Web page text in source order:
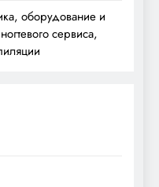
оборудование и
сервиса,